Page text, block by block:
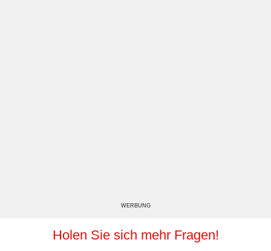
WERBUNG
Holen Sie sich mehr Fragen!